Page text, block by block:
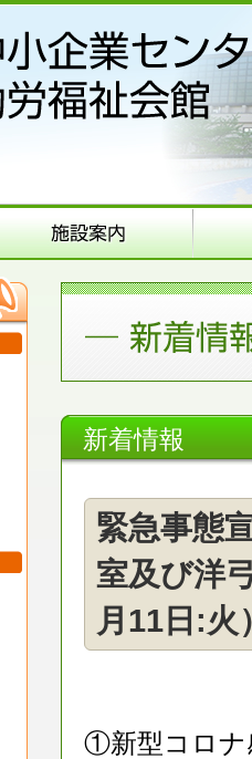
新着情報
緊急事態
室及び洋
月11日:火
①新型コロナ